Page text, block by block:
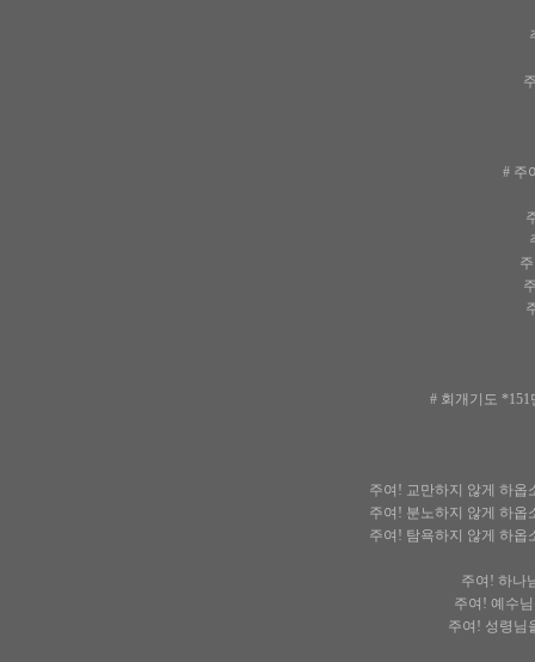
# 주
주
# 회개기도 *151
주여! 교만하지 않게 하
주여! 분노하지 않게 하
주여! 탐욕하지 않게 하
주여! 하나
주여! 예수
주여! 성령님